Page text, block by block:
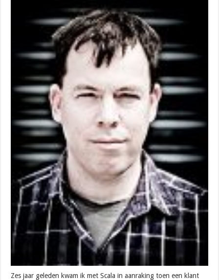
Zes jaar geleden kwam ik met Scala in aanraking toen een klant